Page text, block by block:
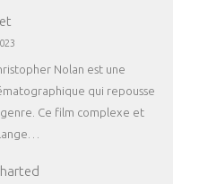
Nolan est une
qui repousse
Ce film complexe et